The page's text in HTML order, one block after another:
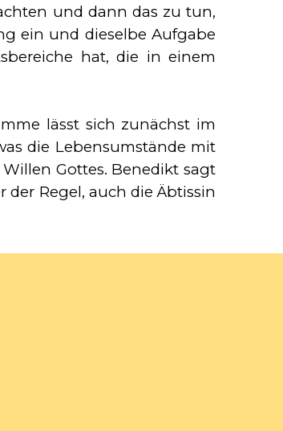
und dann das zu tun,
ein und dieselbe Aufgabe
hat, die in einem
lässt sich zunächst im
die Lebensumstände mit
Gottes. Benedikt sagt
der Regel, auch die Äbtissin